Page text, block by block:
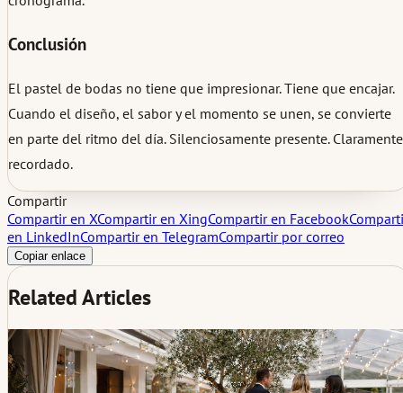
Conclusión
El pastel de bodas no tiene que impresionar. Tiene que encajar.
Cuando el diseño, el sabor y el momento se unen, se convierte
en parte del ritmo del día. Silenciosamente presente. Claramente
recordado.
Compartir
Compartir en XCompartir en XingCompartir en Facebook
en LinkedInCompartir en TelegramCompartir por correo
Copiar enlace
Related Articles